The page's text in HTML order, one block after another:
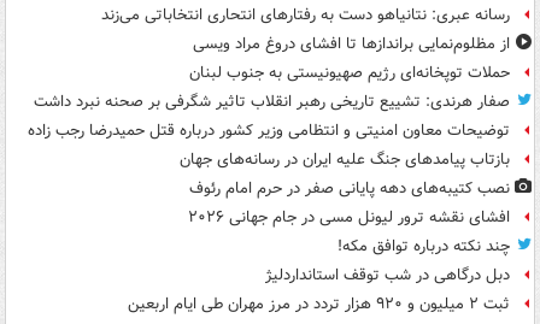
رسانه عبری: نتانیاهو دست به رفتارهای انتحاری انتخاباتی می‌زند
از مظلوم‌نمایی براندازها تا افشای دروغ مراد ویسی
حملات توپخانه‌ای رژیم صهیونیستی به جنوب لبنان
صفار هرندی: تشییع تاریخی رهبر انقلاب تاثیر شگرفی بر صحنه نبرد داشت
توضیحات معاون امنیتی و انتظامی وزیر کشور درباره قتل حمیدرضا رجب زاده
بازتاب پیامدهای جنگ علیه ایران در رسانه‌های جهان
نصب کتیبه‌های دهه پایانی صفر در حرم امام رئوف
افشای نقشه ترور لیونل مسی در جام جهانی ۲۰۲۶
چند نکته درباره توافق مکه!
دبل درگاهی در شب توقف استانداردلیژ
ثبت ۲ میلیون و ۹۲۰ هزار تردد در مرز مهران طی ایام اربعین